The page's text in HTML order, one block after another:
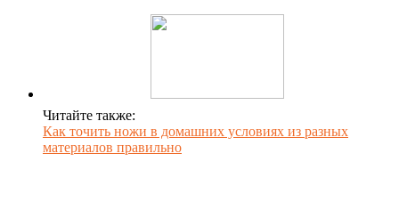
Читайте также:
Как точить ножи в домашних условиях из разных
материалов правильно